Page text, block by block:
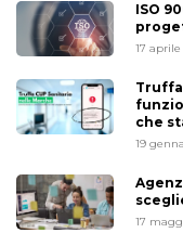
ISO
17
Truffa
che
19
17